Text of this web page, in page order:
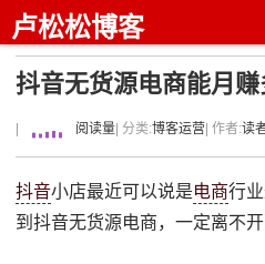
卢松松博客
抖音无货源电商能月赚
阅读量 | 分类:博客运营 | 作者:读
抖音小店最近可以说是电商行
到抖音无货源电商，一定离不开